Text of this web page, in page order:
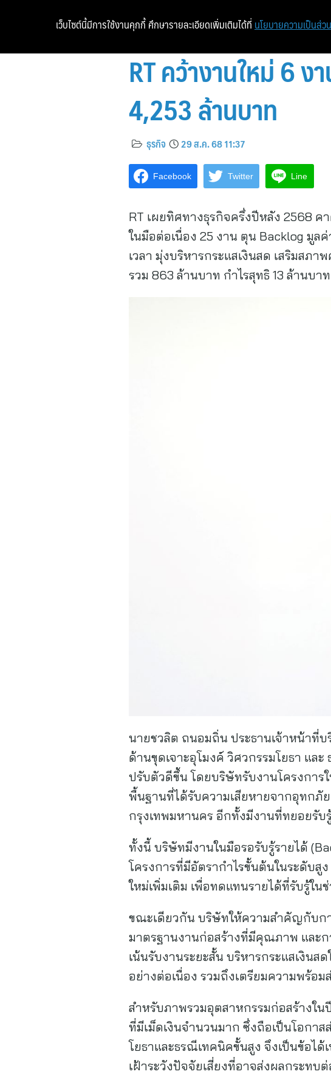
RT คว้างานใหม่ 6
4,253 ล้านบาท
ธุรกิจ 29 ส.ค. 68 11:37
Facebook Twitter Line
RT เผยทิศทางธุรกิจครึ่งปีหลัง 2568 ค
ในมือต่อเนื่อง 25 งาน ตุน Backlog มู
เวลา มุ่งบริหารกระแสเงินสด เสริมสภ
รวม 863 ล้านบาท กำไรสุทธิ 13 ล้านบา
นายชวลิต ถนอมถิ่น ประธานเจ้าหน้าที่
ด้านขุดเจาะอุโมงค์ วิศวกรรมโยธา แล
ปรับตัวดีขึ้น โดยบริษัทรับงานโครงการ
พื้นฐานที่ได้รับความเสียหายจากอุทกภั
กรุงเทพมหานคร อีกทั้งมีงานที่ทยอยรับ
ทั้งนี้ บริษัทมีงานในมือรอรับรู้รายได้
โครงการที่มีอัตรากำไรขั้นต้นในระดับสู
ใหม่เพิ่มเติม เพื่อทดแทนรายได้ที่รับรู้ใน
ขณะเดียวกัน บริษัทให้ความสำคัญกับก
มาตรฐานงานก่อสร้างที่มีคุณภาพ และก
เน้นรับงานระยะสั้น บริหารกระแสเงิน
อย่างต่อเนื่อง รวมถึงเตรียมความพร้อ
สำหรับภาพรวมอุตสาหกรรมก่อสร้างใ
ที่มีเม็ดเงินจำนวนมาก ซึ่งถือเป็นโอกา
โยธาและธรณีเทคนิคขั้นสูง จึงเป็นข้อได้
เฝ้าระวังปัจจัยเสี่ยงที่อาจส่งผลกระทบ
เว็บไซต์นี้มีการใช้งานคุกกี้ ศึกษารายละเอียดเพิ่มเติมได้ที่ นโยบายความเป็นส่ว